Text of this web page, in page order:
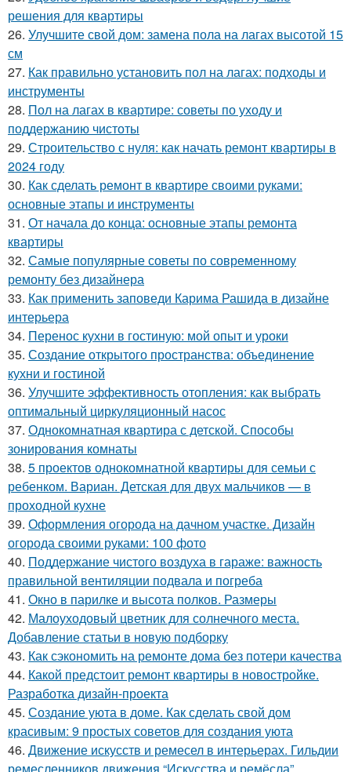
решения для квартиры
26. Улучшите свой дом: замена пола на лагах высотой 15
см
27. Как правильно установить пол на лагах: подходы и
инструменты
28. Пол на лагах в квартире: советы по уходу и
поддержанию чистоты
29. Строительство с нуля: как начать ремонт квартиры в
2024 году
30. Как сделать ремонт в квартире своими руками:
основные этапы и инструменты
31. От начала до конца: основные этапы ремонта
квартиры
32. Самые популярные советы по современному
ремонту без дизайнера
33. Как применить заповеди Карима Рашида в дизайне
интерьера
34. Перенос кухни в гостиную: мой опыт и уроки
35. Создание открытого пространства: объединение
кухни и гостиной
36. Улучшите эффективность отопления: как выбрать
оптимальный циркуляционный насос
37. Однокомнатная квартира с детской. Способы
зонирования комнаты
38. 5 проектов однокомнатной квартиры для семьи с
ребенком. Вариан. Детская для двух мальчиков — в
проходной кухне
39. Оформления огорода на дачном участке. Дизайн
огорода своими руками: 100 фото
40. Поддержание чистого воздуха в гараже: важность
правильной вентиляции подвала и погреба
41. Окно в парилке и высота полков. Размеры
42. Малоуходовый цветник для солнечного места.
Добавление статьи в новую подборку
43. Как сэкономить на ремонте дома без потери качества
44. Какой предстоит ремонт квартиры в новостройке.
Разработка дизайн-проекта
45. Создание уюта в доме. Как сделать свой дом
красивым: 9 простых советов для создания уюта
46. Движение искусств и ремесел в интерьерах. Гильдии
ремесленников движения “Искусства и ремёсла”